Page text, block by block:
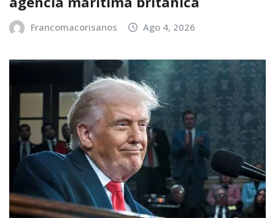
Francomacorisanos Ago 4, 2026